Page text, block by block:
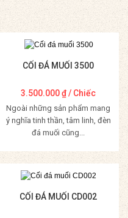
CỐI ĐÁ MUỐI 3500
3.500.000₫/ Chiếc
Ngoài những sản phẩm mang
ý nghĩa tinh thần, tâm linh, đèn
đá muối cũng...
Mua Hàng
CỐI ĐÁ MUỐI CD002